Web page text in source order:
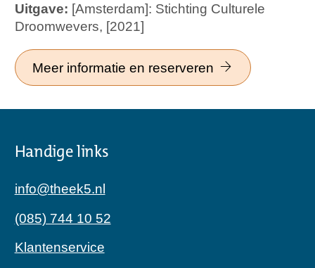
Uitgave: [Amsterdam]: Stichting Culturele
Droomwevers, [2021]
Meer informatie en reserveren
Handige links
info@theek5.nl
(085) 744 10 52
Klantenservice